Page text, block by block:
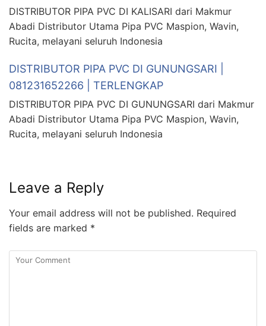
DISTRIBUTOR PIPA PVC DI KALISARI dari Makmur
Abadi Distributor Utama Pipa PVC Maspion, Wavin,
Rucita, melayani seluruh Indonesia
DISTRIBUTOR PIPA PVC DI GUNUNGSARI |
081231652266 | TERLENGKAP
DISTRIBUTOR PIPA PVC DI GUNUNGSARI dari Makmur
Abadi Distributor Utama Pipa PVC Maspion, Wavin,
Rucita, melayani seluruh Indonesia
Leave a Reply
Your email address will not be published. Required
fields are marked *